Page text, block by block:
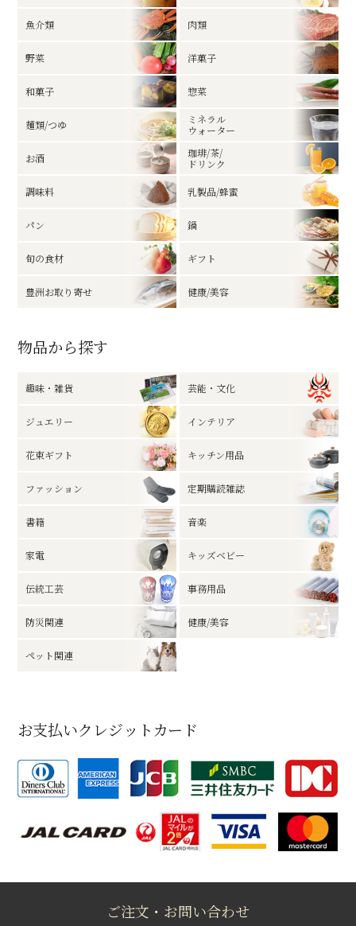
魚介類 肉類
野菜 洋菓子
和菓子 惣菜
麺類/つゆ
ミネラル
ウォーター
お酒
珈琲/茶/
ドリンク
調味料 乳製品/蜂蜜
パン 鍋
旬の食材 ギフト
豊洲お取り寄せ 健康/美容
物品から探す
趣味・雑貨 芸能・文化
ジュエリー インテリア
花束ギフト キッチン用品
ファッション 定期購読雑誌
書籍 音楽
家電 キッズベビー
伝統工芸 事務用品
防災関連 健康/美容
ペット関連
お支払いクレジットカード
ご注文・お問い合わせ